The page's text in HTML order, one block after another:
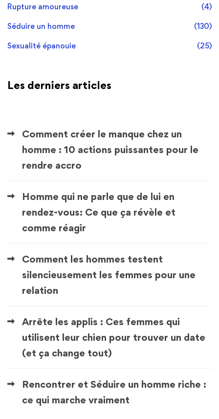
Rupture amoureuse (4)
Séduire un homme (130)
Sexualité épanouie (25)
Les derniers articles
Comment créer le manque chez un
homme : 10 actions puissantes pour le
rendre accro
Homme qui ne parle que de lui en
rendez-vous: Ce que ça révèle et
comme réagir
Comment les hommes testent
silencieusement les femmes pour une
relation
Arrête les applis : Ces femmes qui
utilisent leur chien pour trouver un date
(et ça change tout)
Rencontrer et Séduire un homme riche :
ce qui marche vraiment